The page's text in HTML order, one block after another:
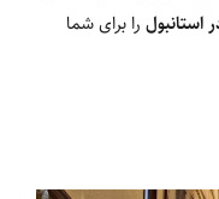
را برای شما